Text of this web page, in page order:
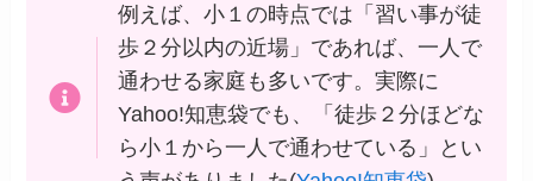
例えば、小１の時点では「習い事が徒
歩２分以内の近場」であれば、一人で
通わせる家庭も多いです。実際に
Yahoo!知恵袋でも、「徒歩２分ほどな
ら小１から一人で通わせている」とい